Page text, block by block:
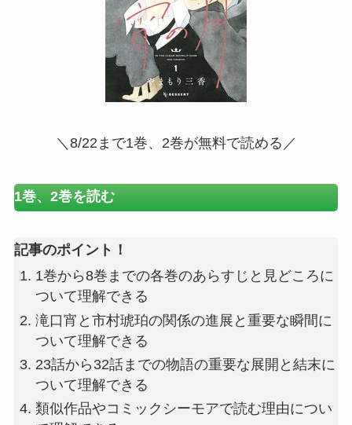
＼8/22まで1巻、2巻が無料で読める／
1巻、2巻を読む
記事のポイント！
1巻から8巻までの各巻のあらすじと見どころに
ついて理解できる
滝口宵と市村琥珀の関係の進展と重要な瞬間に
ついて理解できる
23話から32話までの物語の重要な展開と結末に
ついて理解できる
類似作品やコミックシーモアで読む理由につい